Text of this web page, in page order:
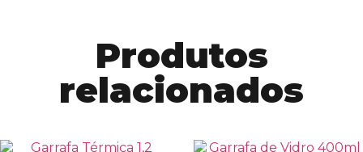
Produtos
relacionados